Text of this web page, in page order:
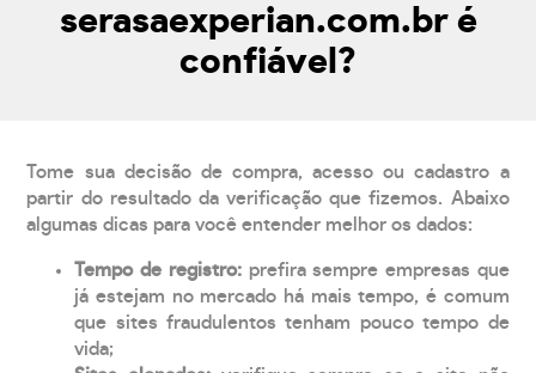
serasaexperian.com.br é
confiável?
Tome sua decisão de compra, acesso ou cadastro a
partir do resultado da verificação que fizemos. Abaixo
algumas dicas para você entender melhor os dados:
Tempo de registro: prefira sempre empresas que
já estejam no mercado há mais tempo, é comum
que sites fraudulentos tenham pouco tempo de
vida;